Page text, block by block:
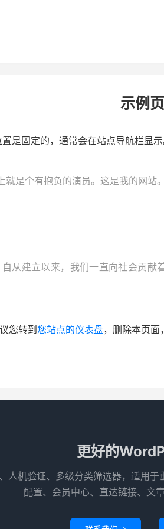
示例
是固定的，通常会在站点导航栏显
是个有抱负的演员。这是我的网站
从建立以来，我们一直向社会贡
您转到 您站点的仪表盘，删除本页面
更好的
人机验证、多级分类筛选器，适用
配置、会员中心、直达链接、文